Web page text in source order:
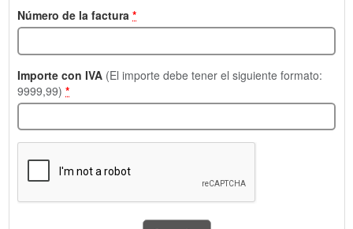
Número de la factura *
Importe con IVA (El importe debe tener el siguiente formato:
9999,99) *